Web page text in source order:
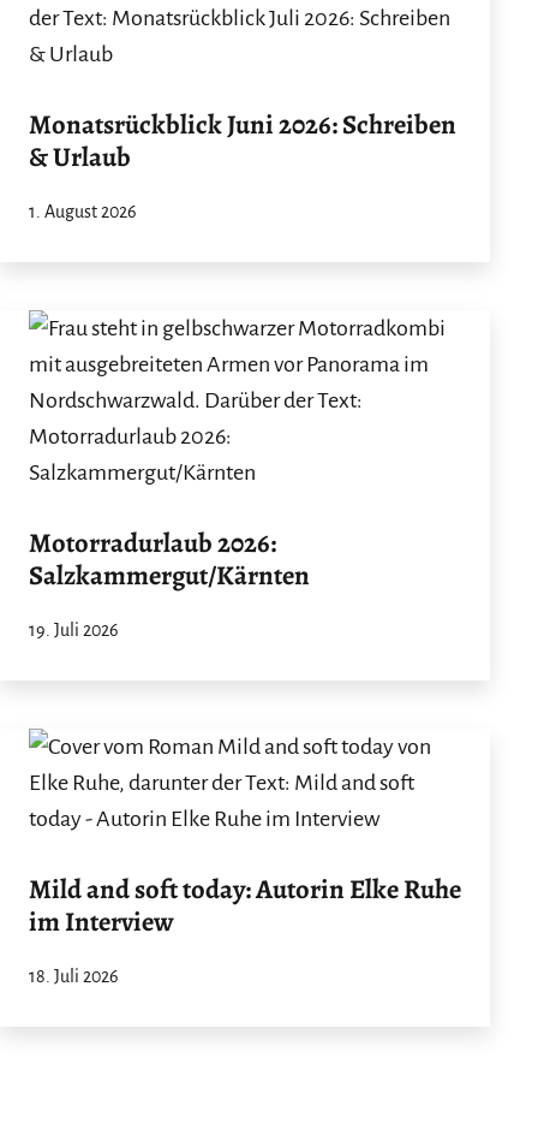
Monatsrückblick Juni 2026: Schreiben
& Urlaub
1. August 2026
Motorradurlaub 2026:
Salzkammergut/Kärnten
19. Juli 2026
Mild and soft today: Autorin Elke Ruhe
im Interview
18. Juli 2026